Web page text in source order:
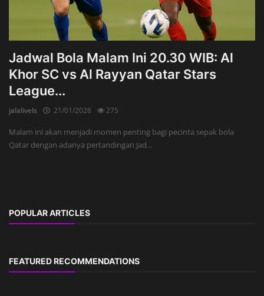
Jadwal Bola Malam Ini 20.30 WIB: Al
Khor SC vs Al Rayyan Qatar Stars
League...
jalalivels 21/01/2026 275
Malam ini akan menjadi momen penting bagi pecinta sepak bola
Qatar dengan adanya pertandingan Jad...
POPULAR ARTICLES
FEATURED RECOMMENDATIONS